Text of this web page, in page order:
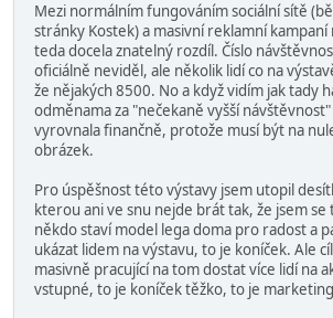
Mezi normálním fungováním sociální sítě
stránky Kostek) a masivní reklamní kampaní
teda docela znatelný rozdíl. Číslo
oficiálně neviděl, ale několik lidí co na
že nějakých 8500. No a když vidím jak tady
odměnama za "nečekaně vyšší návštěvnost"
vyrovnala finančně, protože musí být na
obrázek.
Pro úspěšnost této výstavy jsem utopil
kterou ani ve snu nejde brát tak, že jsem se
někdo staví model lega doma pro radost a
ukázat lidem na výstavu, to je koníček. Ale
masivně pracující na tom dostat více lidí na
vstupné, to je koníček těžko, to je